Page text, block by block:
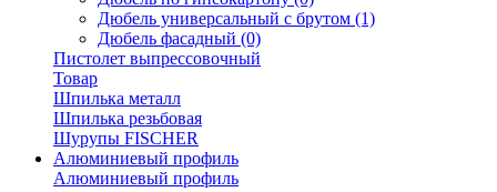
Дюбель универсальный с брутом (1)
Дюбель фасадный (0)
Пистолет выпрессовочный
Товар
Шпилька металл
Шпилька резьбовая
Шурупы FISCHER
Алюминиевый профиль
Алюминиевый профиль